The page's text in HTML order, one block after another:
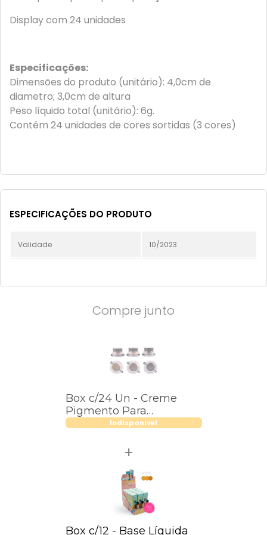
Display com 24 unidades
Especificações:
Dimensões do produto (unitário): 4,0cm de
diametro; 3,0cm de altura
Peso líquido total (unitário): 6g.
Contém 24 unidades de cores sortidas (3 cores)
ESPECIFICAÇÕES DO PRODUTO
Validade 10/2023
Compre junto
Box c/24 Un - Creme
Pigmento Para
Sobrancelhas A Prova
Indisponível
Box c/12 - Base Líquida